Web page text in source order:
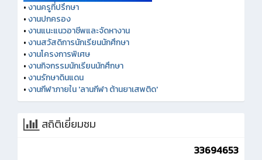
•งานครูที่ปรึกษา
•งานปกครอง
•งานแนะแนวอาชีพและจัดหางาน
•งานสวัสดิการนักเรียนนักศึกษา
•งานโครงการพิเศษ
•งานกิจกรรมนักเรียนนักศึกษา
•งานรักษาดินแดน
•งานกีฬาภายใน 'ลานกีฬา ต้านยาเสพติด'
สถิติเยี่ยมชม
33694653